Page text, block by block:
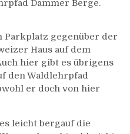
Dammer Berge.
Parkplatz gegenüber der
Haus auf dem
hier gibt es übrigens
den Waldlehrpfad
er doch von hier
leicht bergauf die